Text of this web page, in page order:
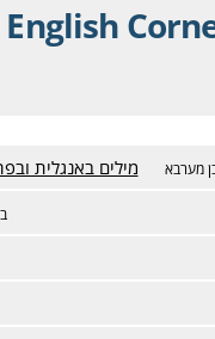
English
מילים באנגלית מערבא